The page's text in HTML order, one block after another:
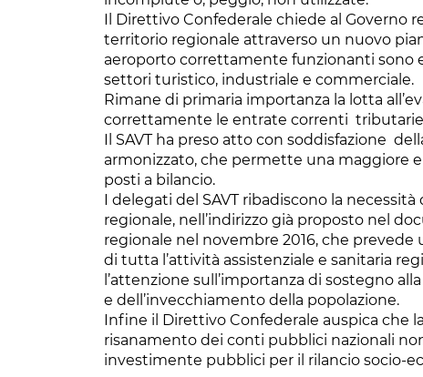
Il Direttivo Confederale chiede al Governo
territorio regionale attraverso un nuovo
aeroporto correttamente funzionanti sono
settori turistico, industriale e commerciale.
Rimane di primaria importanza la lotta
correttamente le entrate correnti
Il SAVT ha preso atto con soddisfazione
armonizzato, che permette una maggiore
posti a bilancio.
I delegati del SAVT ribadiscono la
regionale, nell’indirizzo già proposto nel
regionale nel novembre 2016, che
di tutta l’attività assistenziale e sanitaria
l’attenzione sull’importanza di sostegno
e dell’invecchiamento della popolazione.
Infine il Direttivo Confederale auspica che
risanamento dei conti pubblici nazionali
investimente pubblici per il rilancio socio-